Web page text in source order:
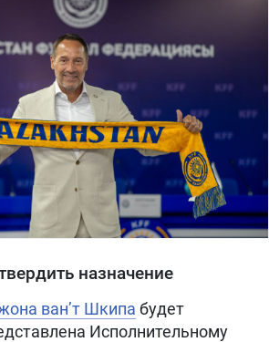
назначение
ван’т Шкипа будет
Исполнительному